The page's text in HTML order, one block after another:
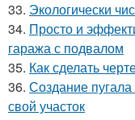
33. Экологически
34. Просто и
гаража с подвалом
35. Как сделать
36. Создание
свой участок